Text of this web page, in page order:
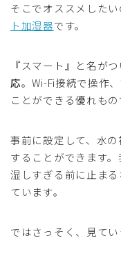
カメラ・ビデオ
プロジェクター
映像・AV家電
生活家電
そこでオススメした
ト加湿器です。
『スマート』と名が
応。Wi-Fi接続で操作
ことができる優れもの
事前に設定して、水
することができます
湿しすぎる前に止ま
ています。
ではさっそく、見てい